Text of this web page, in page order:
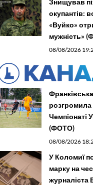
окупантів:
«Вуйко»
мужність»
08/08/2026
розгромила
Чемпіонаті
(ФОТО)
08/08/2026
У Коломиї
марку на
журналіста